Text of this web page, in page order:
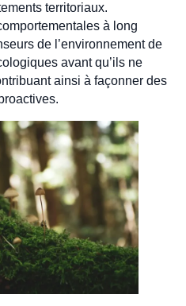
territoriaux.
à long
de l’environnement de
avant qu’ils ne
ainsi à façonner des